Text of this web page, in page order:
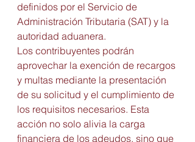
definidos por el Servicio de
Administración Tributaria (SAT) y la
autoridad aduanera.
Los contribuyentes podrán
aprovechar la exención de recargos
y multas mediante la presentación
de su solicitud y el cumplimiento de
los requisitos necesarios. Esta
acción no solo alivia la carga
financiera de los adeudos, sino que